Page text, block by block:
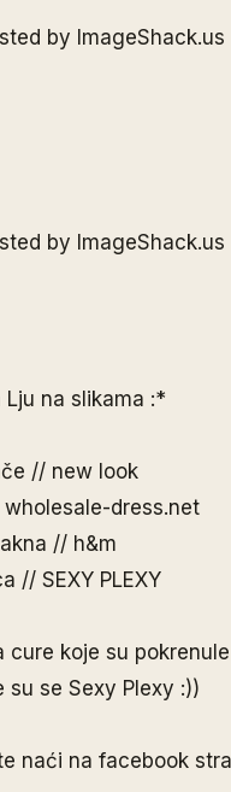
Lju na slikama :*
// new look
dress.net
// h&m
// SEXY PLEXY
koje su
su se Sexy Plexy :))
naći na facebook